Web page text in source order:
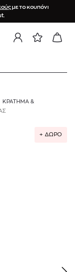
με το κουπόνι
ΚΡΆΤΗΜΑ &
+ ΔΩΡΟ